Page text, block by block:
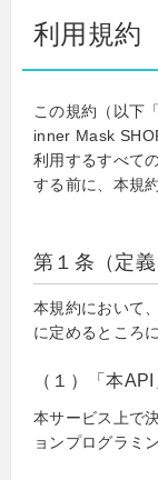
利用規約
この規約（以下
inner Mask
利用するすべて
する前に、本規
第１条（定義
本規約において
に定めるところ
（１）「本API
本サービス上で
ョンプログラミ